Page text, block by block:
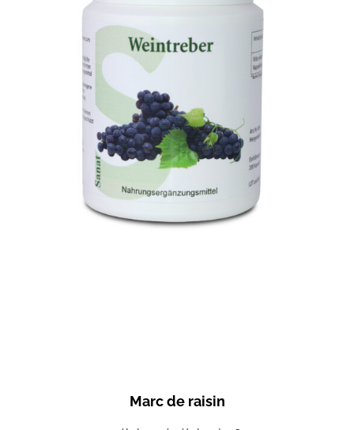
Marc de raisin